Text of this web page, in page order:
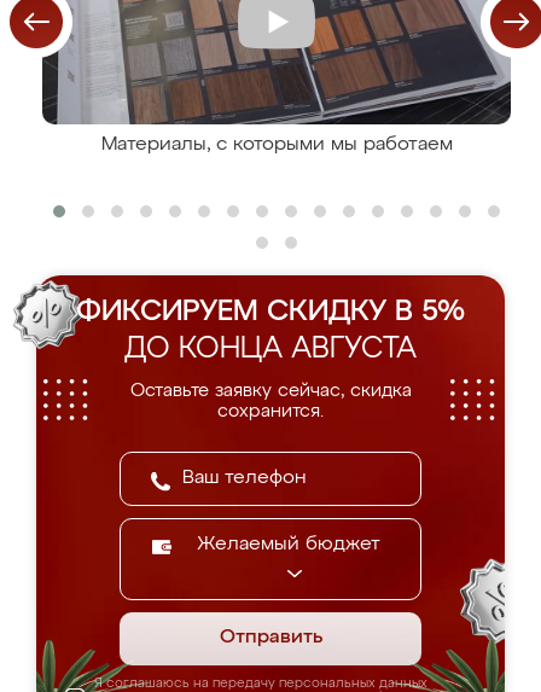
Материалы, с которыми мы работаем
ФИКСИРУЕМ СКИДКУ В 5%
ДО КОНЦА АВГУСТА
Оставьте заявку сейчас, скидка
сохранится.
Желаемый бюджет
Отправить
Я соглашаюсь на передачу персональных данных